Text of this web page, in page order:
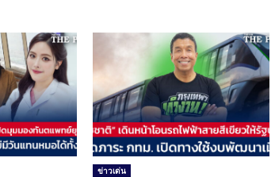
ข่าวเด่น